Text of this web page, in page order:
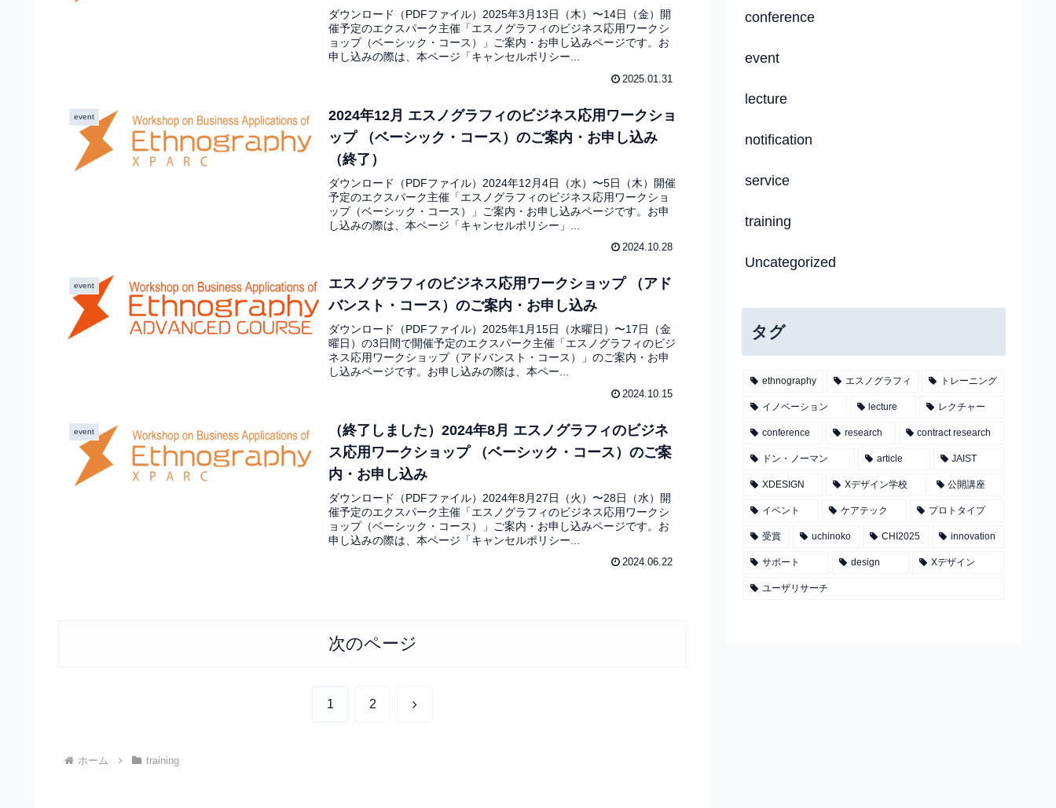
ダウンロード（PDFファイル）2025年3月13日（木）〜14日（金）開
催予定のエクスパーク主催「エスノグラフィのビジネス応用ワークシ
ョップ（ベーシック・コース）」ご案内・お申し込みページです。お
申し込みの際は、本ページ「キャンセルポリシー...
2025.01.31
event
2024年12月 エスノグラフィのビジネス応用ワークショ
ップ （ベーシック・コース）のご案内・お申し込み
（終了）
ダウンロード（PDFファイル）2024年12月4日（水）〜5日（木）開催
予定のエクスパーク主催「エスノグラフィのビジネス応用ワークショ
ップ（ベーシック・コース）」ご案内・お申し込みページです。お申
し込みの際は、本ページ「キャンセルポリシー」...
2024.10.28
event
エスノグラフィのビジネス応用ワークショップ （アド
バンスト・コース）のご案内・お申し込み
ダウンロード（PDFファイル）2025年1月15日（水曜日）〜17日（金
曜日）の3日間で開催予定のエクスパーク主催「エスノグラフィのビジ
ネス応用ワークショップ（アドバンスト・コース）」のご案内・お申
し込みページです。お申し込みの際は、本ペー...
2024.10.15
event
（終了しました）2024年8月 エスノグラフィのビジネ
ス応用ワークショップ （ベーシック・コース）のご案
内・お申し込み
ダウンロード（PDFファイル）2024年8月27日（火）〜28日（水）開
催予定のエクスパーク主催「エスノグラフィのビジネス応用ワークシ
ョップ（ベーシック・コース）」ご案内・お申し込みページです。お
申し込みの際は、本ページ「キャンセルポリシー...
2024.06.22
次のページ
1 2 次
ホーム training
conference
event
lecture
notification
service
training
Uncategorized
タグ
ethnography エスノグラフィ トレーニング
イノベーション lecture レクチャー
conference research contract research
ドン・ノーマン article JAIST
XDESIGN Xデザイン学校 公開講座
イベント ケアテック プロトタイプ
受賞 uchinoko CHI2025 innovation
サポート design Xデザイン
ユーザリサーチ